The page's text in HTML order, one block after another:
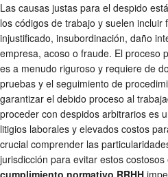
Las causas justas para el despido
los códigos de trabajo y suelen
injustificado, insubordinación, daño
empresa, acoso o fraude. El proceso
es a menudo riguroso y requiere de
pruebas y el seguimiento de
garantizar el debido proceso al
proceder con despidos arbitrarios es
litigios laborales y elevados costos
crucial comprender las
jurisdicción para evitar estos